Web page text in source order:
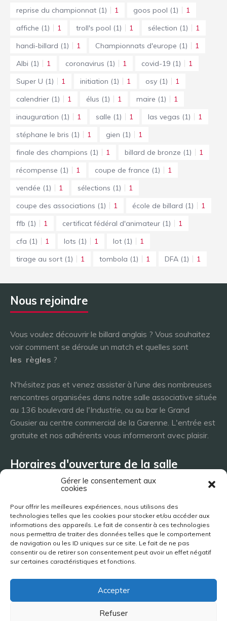
Gérer le consentement aux
cookies
Pour offrir les meilleures expériences, nous utilisons des
technologies telles que les cookies pour stocker et/ou accéder aux
informations des appareils. Le fait de consentir à ces technologies
nous permettra de traiter des données telles que le comportement
de navigation ou les ID uniques sur ce site. Le fait de ne pas
consentir ou de retirer son consentement peut avoir un effet négatif
sur certaines caractéristiques et fonctions.
Accepter
Refuser
reprise du championnat (1) 1 goos pool (1)
1
affiche (1) 1 troll's pool (1) 1 sélection (1)
1
handi-billard (1) 1 Championnats d'europe (1)
1
Albi (1) 1 coronavirus (1) 1 covid-19 (1)
1
Super U (1) 1 initiation (1) 1 osy (1)
1
calendrier (1) 1 élus (1) 1 maire (1)
1
inauguration (1) 1 salle (1) 1 las vegas (1)
1
stéphane le bris (1) 1 gien (1)
1
finale des champions (1) 1 billard de bronze (1)
1
récompense (1) 1 coupe de france (1)
1
vendée (1) 1 sélections (1)
1
coupe des associations (1) 1 école de billard (1)
1
ffb (1) 1 certificat fédéral d'animateur (1)
1
cfa (1) 1 lots (1) 1 lot (1)
1
tirage au sort (1) 1 tombola (1) 1 DFA (1) 1
Nous rejoindre
Vous voulez découvrir le billard anglais ? Vous souhaitez
voir comment se déroule un match et quelles sont
les règles ?
N'hésitez pas et venez assister à l'une des nombreuses
rencontres organisées dans notre salle associative située
au 136 boulevard de l'Industrie, ou au bar le Grand
Gousier au centre commercial de la Garenne. L'entrée est
gratuite et nos adhérents vous informeront avec plaisir.
Horaires d'ouverture de la salle
Mardi 8h - 23h
Mercredi - 8h - 23h
Jeudi 8h - 23h
Vendredi 8h - 23h
Samedi 8h - 23h
Site réalisé par Jimy Bigaud | 2019-2026